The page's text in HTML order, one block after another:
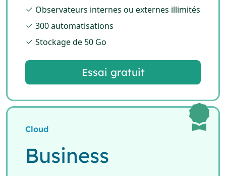
Observateurs internes ou externes illimités
300 automatisations
Stockage de 50 Go
Essai gratuit
Cloud
Business